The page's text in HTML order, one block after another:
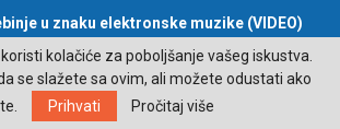
u znaku elektronske muzike (VIDEO)
08/2026kolačiće za poboljšanje vašeg iskustva.
se slažete sa ovim, ali možete odustati ako
Prihvati Pročitaj više